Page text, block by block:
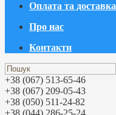
Оплата та доставка
Про нас
Контакти
+38 (067) 513-65-46
+38 (067) 209-05-43
+38 (050) 511-24-82
+38 (044) 286-25-24